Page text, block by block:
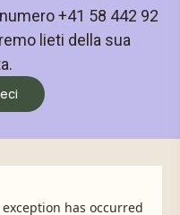
+41 58 442 92
lieti della sua